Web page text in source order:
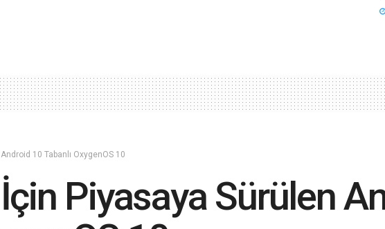
10 Tabanlı OxygenOS 10
Piyasaya Sürülen